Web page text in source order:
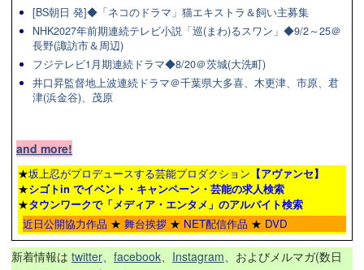
[BS朝日 発]◆「ネコのドラマ」猫エキストラ＆飼い主募集
NHK2027年前期連続テレビ小説「巡(まわ)るスワン」◆9/2～25＠
長野(諏訪市＆周辺)
フジテレビ1月期連続ドラマ◆8/20＠茨城(大洗町)
井口昇監督地上波連続ドラマ＠千葉県大多喜、木更津、市原、君
津(浜金谷)、茂原
and more!
★坂上忍がプロデュースする芸能プロダクション 【アヴァンセ】
★シゴトin でイベント・キャンペーン・芸能の求人検索
★タウンワークで「メディア・エンタメ」のアルバイト検索
近日公開協力作品 ★ 舞台挨拶 ★ NET配信作品 ★ DVD
新着情報は twitter facebook Instagram 、およびメルマガ(数日